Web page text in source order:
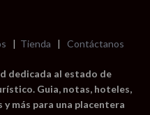
| Tienda | Contáctanos
dedicada al estado de
Guia, notas, hoteles,
más para una placentera